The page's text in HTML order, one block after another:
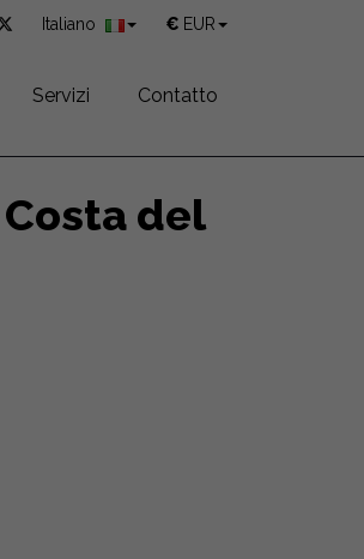
€ EUR
Italiano
Servizi Contatto
del